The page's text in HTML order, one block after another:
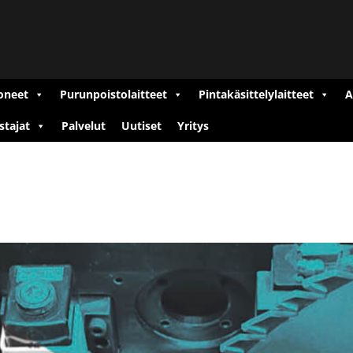
Purunpoistolaitteet Pintakäsittelylaitteet
Palvelut Uutiset Yritys